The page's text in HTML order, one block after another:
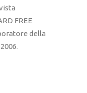
FREE
della